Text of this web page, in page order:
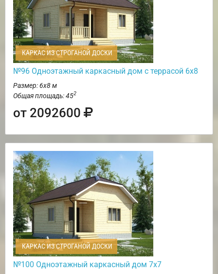
КАРКАС ИЗ СТРОГАНОЙ ДОСКИ
№96 Одноэтажный каркасный дом с террасой 6х8
Размер: 6х8 м
Общая площадь: 452
от 2092600
КАРКАС ИЗ СТРОГАНОЙ ДОСКИ
№100 Одноэтажный каркасный дом 7х7